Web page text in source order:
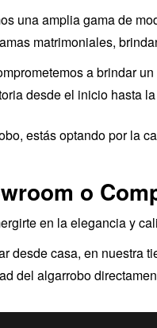
una amplia gama de
matrimoniales,
a brindar
desde el inicio hasta
estás optando por la
o
en la elegancia y
desde casa, en nuestra
del algarrobo